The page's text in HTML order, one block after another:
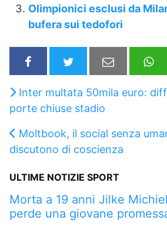
Olimpionici esclusi da
bufera sui tedofori
Inter multata 50mila euro:
porte chiuse stadio
Moltbook, il social senza
discutono di coscienza
ULTIME NOTIZIE SPORT
Morta a 19 anni Jilke
perde una giovane